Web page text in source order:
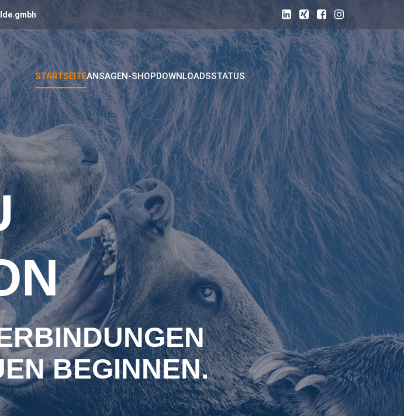
STARTSEITEANSAGEN-SHOPDOWNLOADSSTATUS
BEGINNEN.